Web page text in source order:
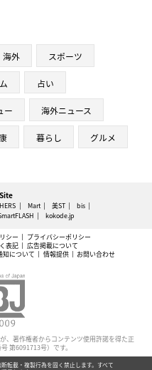
海外 スポーツ
占い
ー 海外ニュース
暮らし グルメ
HERS Mart 美ST
bis
kokode.jp
シー
プライバシーポリシー
表記
広告掲載について
知について 情報提供 お問い合わせ
、著作権者からコンテンツ使用許諾を得た正
第6091713号）です。
転載・複製行為を固く禁止します。すべて